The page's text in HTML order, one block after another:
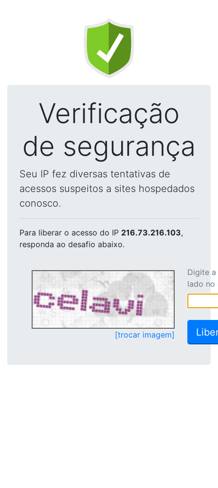
Verificação
de segurança
Seu IP fez diversas tentativas de
acessos suspeitos a sites hospedados
conosco.
Para liberar o acesso do IP 216.73.216.103,
responda ao desafio abaixo.
[trocar imagem]
Digite
lado no